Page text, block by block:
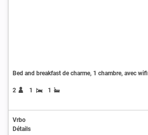
Bed and breakfast de charme, 1 chambre, avec wifi
2 1 1
Vrbo
Détails